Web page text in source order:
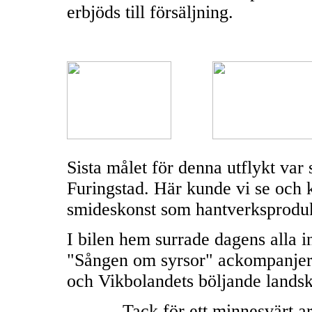
erbjöds till försäljning.
Sista målet för denna utflykt var
Furingstad. Här kunde vi se och
smideskonst som
I bilen hem surrade dagens alla
"Sången om syrsor"
och Vikbolandets böljande